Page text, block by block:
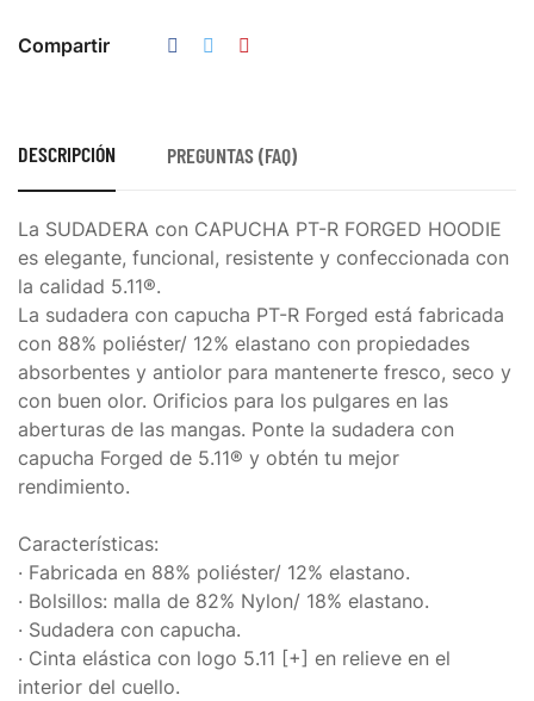
Compartir
DESCRIPCIÓN PREGUNTAS (FAQ)
La SUDADERA con CAPUCHA PT-R FORGED HOODIE
es elegante, funcional, resistente y confeccionada con
la calidad 5.11®.
La sudadera con capucha PT-R Forged está fabricada
con 88% poliéster/ 12% elastano con propiedades
absorbentes y antiolor para mantenerte fresco, seco y
con buen olor. Orificios para los pulgares en las
aberturas de las mangas. Ponte la sudadera con
capucha Forged de 5.11® y obtén tu mejor
rendimiento.
Características:
· Fabricada en 88% poliéster/ 12% elastano.
· Bolsillos: malla de 82% Nylon/ 18% elastano.
· Sudadera con capucha.
· Cinta elástica con logo 5.11 [+] en relieve en el
interior del cuello.